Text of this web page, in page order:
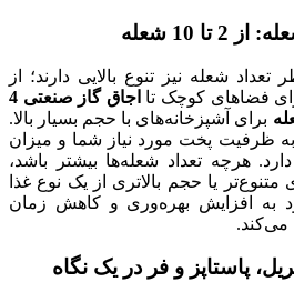
10 شعله
تعداد شعله نیز تنوع بالایی دارند؛ از
فضاهای کوچک تا
اجاق گاز صنعتی 4
برای آشپزخانه‌های با حجم بسیار بالا.
به ظرفیت پخت مورد نیاز شما و میزان
هرچه تعداد شعله‌ها بیشتر باشد،
یا حجم بالاتری از یک نوع غذا
به افزایش بهره‌وری و کاهش زمان
می‌کند.
پاستاپز و فر در یک نگاه